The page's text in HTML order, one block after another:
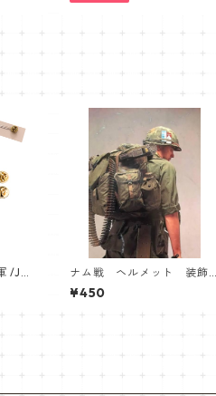
/JO
タイ
ム
名札
ナム戦 ヘルメット 装飾
品 レプリカ Maralboro
タバコケース
¥450